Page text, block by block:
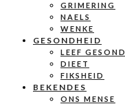
GRIMERING
NAELS
WENKE
GESONDHEID
LEEF GESOND
DIEET
FIKSHEID
BEKENDES
ONS MENSE